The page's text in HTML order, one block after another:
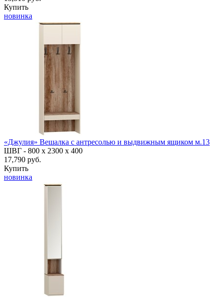
Купить
новинка
«Джулия» Вешалка с антресолью и выдвижным ящиком м.13
ШВГ - 800 х 2300 х 400
17,790 руб.
Купить
новинка